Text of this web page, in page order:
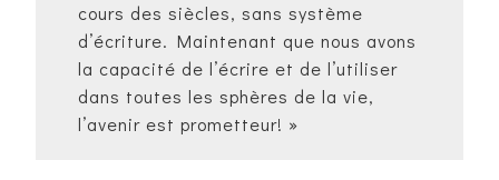
cours des siècles, sans système
d’écriture. Maintenant que nous avons
la capacité de l’écrire et de l’utiliser
dans toutes les sphères de la vie,
l’avenir est prometteur! »